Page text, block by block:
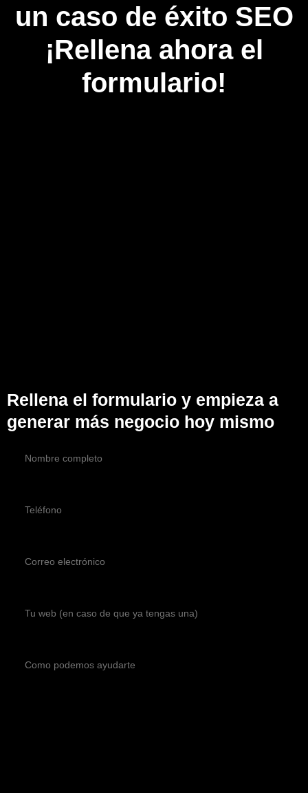
un caso de éxito SEO
¡Rellena ahora el
formulario!
Rellena el formulario y empieza a
generar más negocio hoy mismo